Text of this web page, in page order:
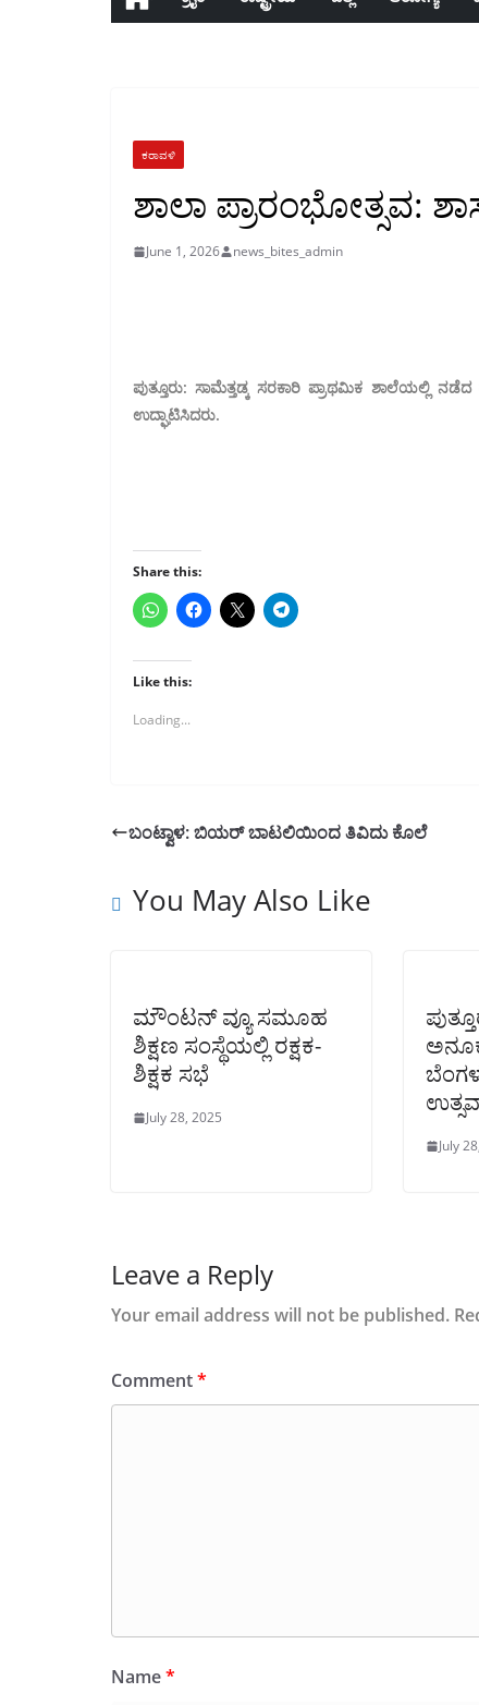
ಕರಾವಳಿ
ಶಾಲಾ ಪ್ರಾರಂಭೋತ್ಸವ:
June 1, 2026 news_bites_admin
ಪುತ್ತೂರು: ಸಾಮೆತ್ತಡ್ಕ ಸರಕಾರಿ ಪ್ರಾಥಮಿಕ ಶಾಲೆಯಲ್ಲಿ
ಉದ್ಘಾಟಿಸಿದರು.
Share this:
Like this:
Loading...
ಬಂಟ್ವಾಳ: ಬಿಯರ್ ಬಾಟಲಿಯಿಂದ ತಿವಿದು ಕೊಲೆ
You May Also Like
ಮೌಂಟನ್ ವ್ಯೂ ಸಮೂಹ
ಶಿಕ್ಷಣ ಸಂಸ್ಥೆಯಲ್ಲಿ ರಕ್ಷಕ-
ಶಿಕ್ಷಕ ಸಭೆ
July 28, 2025
July
Leave a Reply
Your email address will not be published.
Comment*
Name*